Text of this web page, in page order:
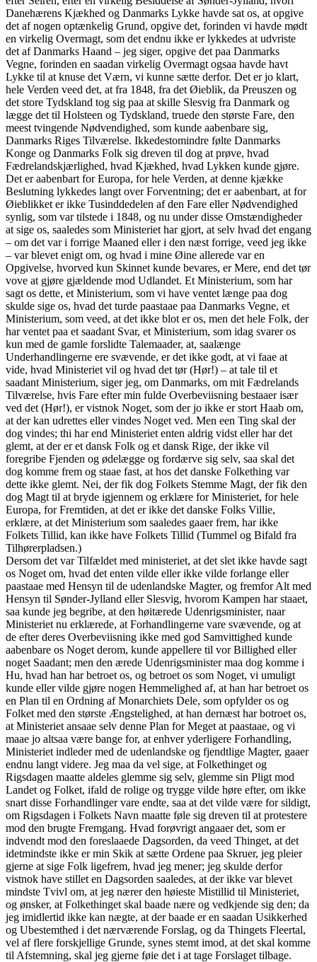
Danehærens Kjækhed og Danmarks Lykke havde sat os, at opgive
det af nogen optænkelig Grund, opgive det, forinden vi havde mødt
en virkelig Overmagt, som det endnu ikke er lykkedes at udvriste
det af Danmarks Haand – jeg siger, opgive det paa Danmarks
Vegne, forinden en saadan virkelig Overmagt ogsaa havde havt
Lykke til at knuse det Værn, vi kunne sætte derfor. Det er jo klart,
hele Verden veed det, at fra 1848, fra det Øieblik, da Preuszen og
det store Tydskland tog sig paa at skille Slesvig fra Danmark og
lægge det til Holsteen og Tydskland, truede den største Fare, den
meest tvingende Nødvendighed, som kunde aabenbare sig,
Danmarks Riges Tilværelse. Ikkedestomindre følte Danmarks
Konge og Danmarks Folk sig dreven til dog at prøve, hvad
Fædrelandskjærlighed, hvad Kjækhed, hvad Lykken kunde gjøre.
Det er aabenbart for Europa, for hele Verden, at denne kjække
Beslutning lykkedes langt over Forventning; det er aabenbart, at for
Øieblikket er ikke Tusinddedelen af den Fare eller Nødvendighed
synlig, som var tilstede i 1848, og nu under disse Omstændigheder
at sige os, saaledes som Ministeriet har gjort, at selv hvad det engang
– om det var i forrige Maaned eller i den næst forrige, veed jeg ikke
– var blevet enigt om, og hvad i mine Øine allerede var en
Opgivelse, hvorved kun Skinnet kunde bevares, er Mere, end det tør
vove at gjøre gjældende mod Udlandet. Et Ministerium, som har
sagt os dette, et Ministerium, som vi have ventet længe paa dog
skulde sige os, hvad det turde paastaae paa Danmarks Vegne, et
Ministerium, som veed, at det ikke blot er os, men det hele Folk, der
har ventet paa et saadant Svar, et Ministerium, som idag svarer os
kun med de gamle forslidte Talemaader, at, saalænge
Underhandlingerne ere svævende, er det ikke godt, at vi faae at
vide, hvad Ministeriet vil og hvad det tør (Hør!) – at tale til et
saadant Ministerium, siger jeg, om Danmarks, om mit Fædrelands
Tilværelse, hvis Fare efter min fulde Overbeviisning bestaaer især
ved det (Hør!), er vistnok Noget, som der jo ikke er stort Haab om,
at der kan udrettes eller vindes Noget ved. Men een Ting skal der
dog vindes; thi har end Ministeriet enten aldrig vidst eller har det
glemt, at der er et dansk Folk og et dansk Rige, der ikke vil
foregribe Fjenden og ødelægge og fordærve sig selv, saa skal det
dog komme frem og staae fast, at hos det danske Folkething var
dette ikke glemt. Nei, der fik dog Folkets Stemme Magt, der fik den
dog Magt til at bryde igjennem og erklære for Ministeriet, for hele
Europa, for Fremtiden, at det er ikke det danske Folks Villie,
erklære, at det Ministerium som saaledes gaaer frem, har ikke
Folkets Tillid, kan ikke have Folkets Tillid (Tummel og Bifald fra
Tilhørerpladsen.)
Dersom det var Tilfældet med ministeriet, at det slet ikke havde sagt
os Noget om, hvad det enten vilde eller ikke vilde forlange eller
paastaae med Hensyn til de udenlandske Magter, og fremfor Alt med
Hensyn til Sønder-Jylland eller Slesvig, hvorom Kampen har staaet,
saa kunde jeg begribe, at den høitærede Udenrigsminister, naar
Ministeriet nu erklærede, at Forhandlingerne vare svævende, og at
de efter deres Overbeviisning ikke med god Samvittighed kunde
aabenbare os Noget derom, kunde appellere til vor Billighed eller
noget Saadant; men den ærede Udenrigsminister maa dog komme i
Hu, hvad han har betroet os, og betroet os som Noget, vi umuligt
kunde eller vilde gjøre nogen Hemmelighed af, at han har betroet os
en Plan til en Ordning af Monarchiets Dele, som opfylder os og
Folket med den største Ængstelighed, at han dernæst har botroet os,
at Ministeriet ansaae selv denne Plan for Meget at paastaae, og vi
maae jo altsaa være bange for, at enhver yderligere Forhandling,
Ministeriet indleder med de udenlandske og fjendtlige Magter, gaaer
endnu langt videre. Jeg maa da vel sige, at Folkethinget og
Rigsdagen maatte aldeles glemme sig selv, glemme sin Pligt mod
Landet og Folket, ifald de rolige og trygge vilde høre efter, om ikke
snart disse Forhandlinger vare endte, saa at det vilde være for sildigt,
om Rigsdagen i Folkets Navn maatte føle sig dreven til at protestere
mod den brugte Fremgang. Hvad forøvrigt angaaer det, som er
indvendt mod den foreslaaede Dagsorden, da veed Thinget, at det
idetmindste ikke er min Skik at sætte Ordene paa Skruer, jeg pleier
gjerne at sige Folk ligefrem, hvad jeg mener; jeg skulde derfor
vistnok have stillet en Dagsorden saaledes, at der ikke var blevet
mindste Tvivl om, at jeg nærer den høieste Mistillid til Ministeriet,
og ønsker, at Folkethinget skal baade nære og vedkjende sig den; da
jeg imidlertid ikke kan nægte, at der baade er en saadan Usikkerhed
og Ubestemthed i det nærværende Forslag, og da Thingets Fleertal,
vel af flere forskjellige Grunde, synes stemt imod, at det skal komme
til Afstemning, skal jeg gjerne føie det i at tage Forslaget tilbage.